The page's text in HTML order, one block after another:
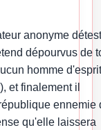
anonyme
dépourvus de
homme d'esprit
et finalement il
ennemie
qu'elle laissera